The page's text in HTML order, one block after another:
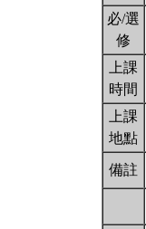
必/選
修
上課
時間
上課
地點
備註